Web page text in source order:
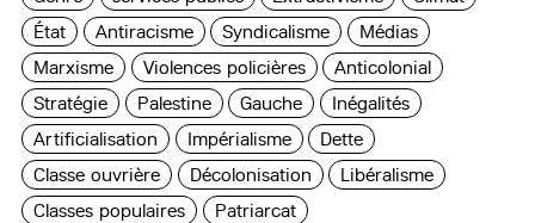
État
Antiracisme Syndicalisme
Médias
Marxisme
Violences policières
Anticolonial
Stratégie
Palestine Gauche
Inégalités
Artificialisation
Impérialisme
Dette
Classe ouvrière
Décolonisation
Libéralisme
Classes populaires
Patriarcat